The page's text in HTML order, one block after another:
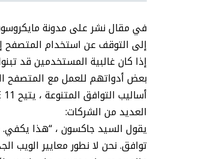
في مقال نشر على مدونة
إلى التوقف عن استخدام المتصفح
بعض أدواتهم للعمل مع المتصفح
العديد من الشركات: